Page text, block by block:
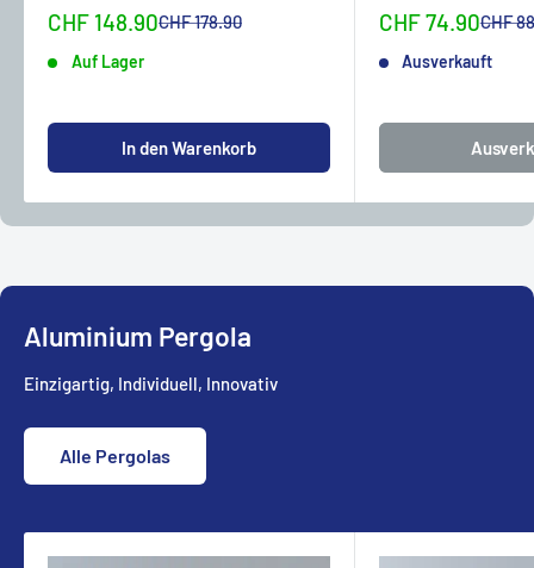
Sonderpreis
CHF 148.90Normalpreis
CHF 178.90
Auf Lager
In den Warenkorb
Sonderpreis
CHF 74.90CHF
Ausverkauft
Aluminium Pergola
Einzigartig, Individuell, Innovativ
Alle Pergolas